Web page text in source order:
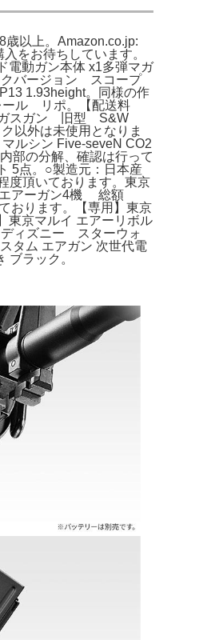
歳以上。Amazon.co.jp:
をお待ちしています。
電動ガン本体 x1多弾マガ
クバージョン スコープ
1.93height。同様の作
ール リポ。【配送料
ガスガン 旧型 S&W
以外は未使用となりま
ルシン Five-seveN CO2
部の分解、確認は行って
5点。○製造元：日本産
度頂いております。東京
エアーガン4機 総額
おります。【専用】東京
東京マルイ エアーリボル
ィズニー スターウォ
タム エアガン 次世代電
ラック。